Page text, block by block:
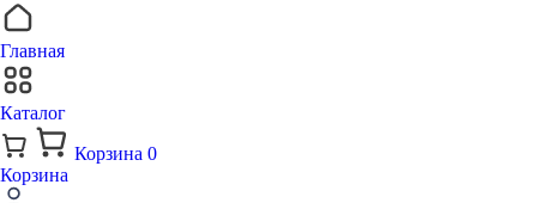
Главная
Каталог
Корзина 0
Корзина